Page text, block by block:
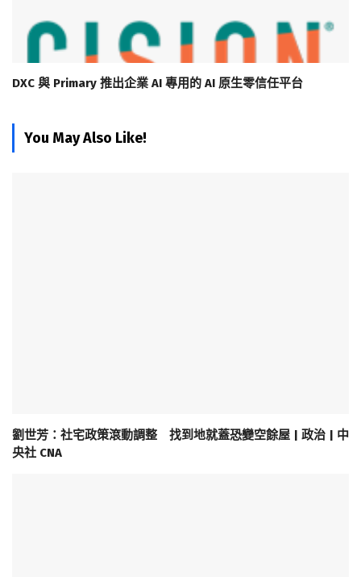
DXC 與 Primary 推出企業 AI 專用的 AI 原生零信任平台
You May Also Like!
劉世芳：社宅政策滾動調整 找到地就蓋恐變空餘屋 | 政治 | 中
央社 CNA